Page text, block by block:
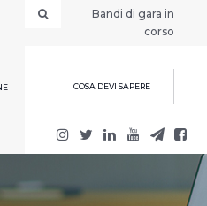
Bandi di gara in
corso
COSA DEVI SAPERE